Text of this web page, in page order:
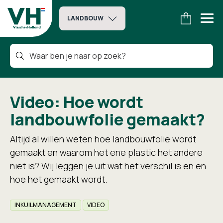
LANDBOUW
Video: Hoe wordt
landbouwfolie gemaakt?
Altijd al willen weten hoe landbouwfolie wordt
gemaakt en waarom het ene plastic het andere
niet is? Wij leggen je uit wat het verschil is en en
hoe het gemaakt wordt.
INKUILMANAGEMENT VIDEO